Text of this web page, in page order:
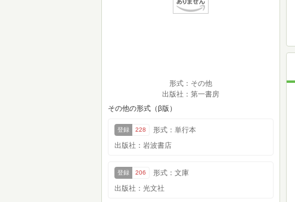
形式：その他
出版社：第一書房
その他の形式（β版）
登録 228
形式：単行本
出版社：岩波書店
登録 206
形式：文庫
出版社：光文社